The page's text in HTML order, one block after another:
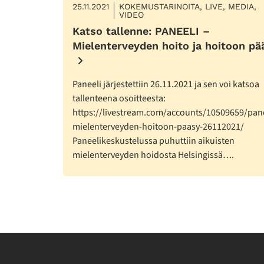
25.11.2021
KOKEMUSTARINOITA, LIVE, MEDIA,
VIDEO
Katso tallenne: PANEELI –
Mielenterveyden hoito ja hoitoon
Paneeli järjestettiin 26.11.2021 ja sen voi katsoa
tallenteena osoitteesta:
https://livestream.com/accounts/10509659/
mielenterveyden-hoitoon-paasy-26112021/
Paneelikeskustelussa puhuttiin aikuisten
mielenterveyden hoidosta Helsingissä….